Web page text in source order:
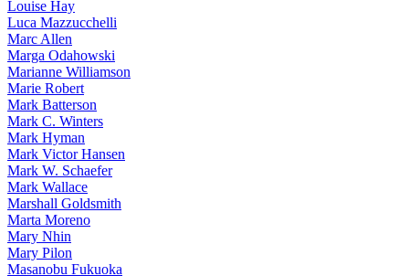
Louise Hay
Luca Mazzucchelli
Marc Allen
Marga Odahowski
Marianne Williamson
Marie Robert
Mark Batterson
Mark C. Winters
Mark Hyman
Mark Victor Hansen
Mark W. Schaefer
Mark Wallace
Marshall Goldsmith
Marta Moreno
Mary Nhin
Mary Pilon
Masanobu Fukuoka